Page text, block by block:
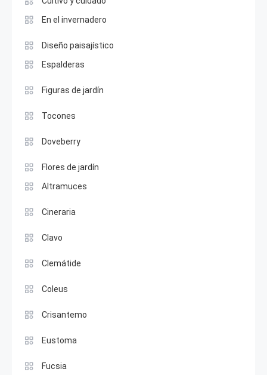
En el invernadero
Diseño paisajístico
Espalderas
Figuras de jardín
Tocones
Doveberry
Flores de jardín
Altramuces
Cineraria
Clavo
Clemátide
Coleus
Crisantemo
Eustoma
Fucsia